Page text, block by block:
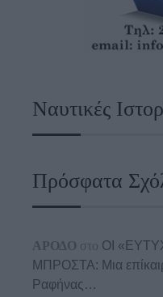
Ναυτικές
Πρόσφατα
ΑΡΟΔΟ στο ΟΙ
ΜΠΡΟΣΤΑ: Μια
Ραφήνας…